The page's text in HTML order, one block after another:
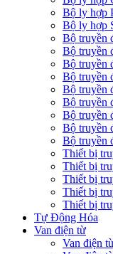
Bộ ly hợp
Bộ ly hợp
Bộ truyền
Bộ truyền
Bộ truyền
Bộ truyền
Bộ truyền
Bộ truyền
Bộ truyền
Bộ truyền
Bộ truyền
Thiết bị
Thiết bị
Thiết bị
Thiết bị
Thiết bị
Tự Động Hóa
Van điện từ
Van điện